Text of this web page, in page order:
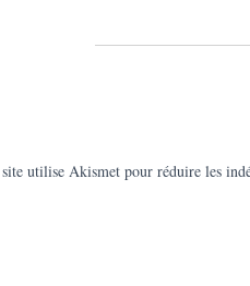
utilise Akismet pour réduire les